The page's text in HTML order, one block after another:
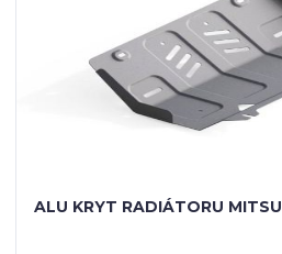
ALU KRYT RADIÁTORU